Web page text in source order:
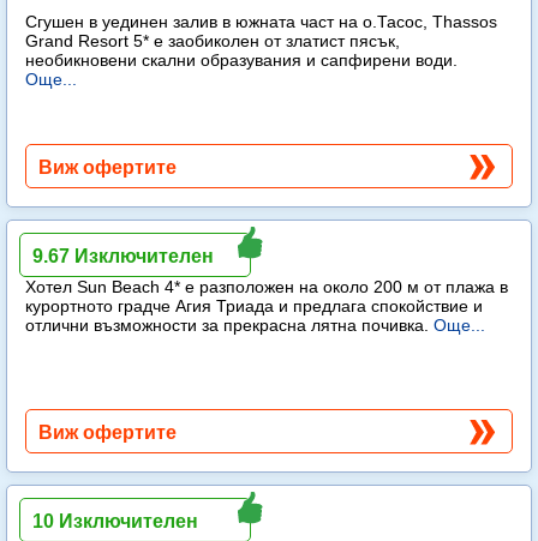
Сгушен в уединен залив в южната част на о.Тасос, Thassos
Grand Resort 5* е заобиколен от златист пясък,
необикновени скални образувания и сапфирени води.
Още...
Виж офертите
Sun Beach
Хотел Sun Beach 4* е разположен на около 200 м от плажа в
курортното градче Агия Триада и предлага спокойствие и
отлични възможности за прекрасна лятна почивка. Още...
9.67 Изключителен
Виж офертите
Liberty Kuşadası
10 Изключителен